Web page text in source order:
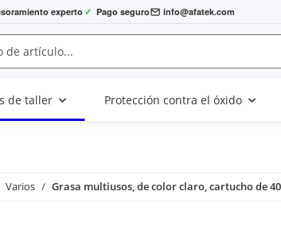
experto ✓ Pago seguro info@afatek.com
de taller Protección contra el óxido
Varios Grasa multiusos, de color claro, cartucho de 400